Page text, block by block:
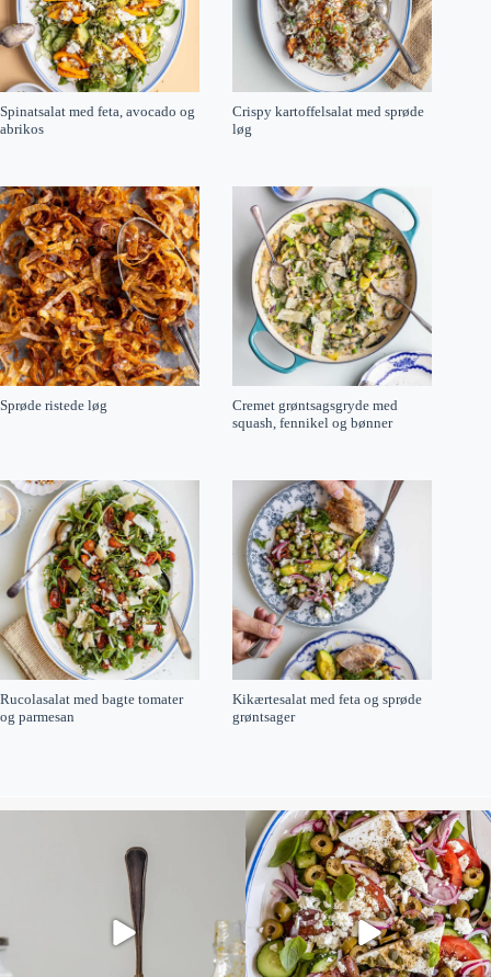
Spinatsalat med feta, avocado og
abrikos
Crispy kartoffelsalat med sprøde
løg
Sprøde ristede løg
Cremet grøntsagsgryde med
squash, fennikel og bønner
Rucolasalat med bagte tomater
og parmesan
Kikærtesalat med feta og sprøde
grøntsager